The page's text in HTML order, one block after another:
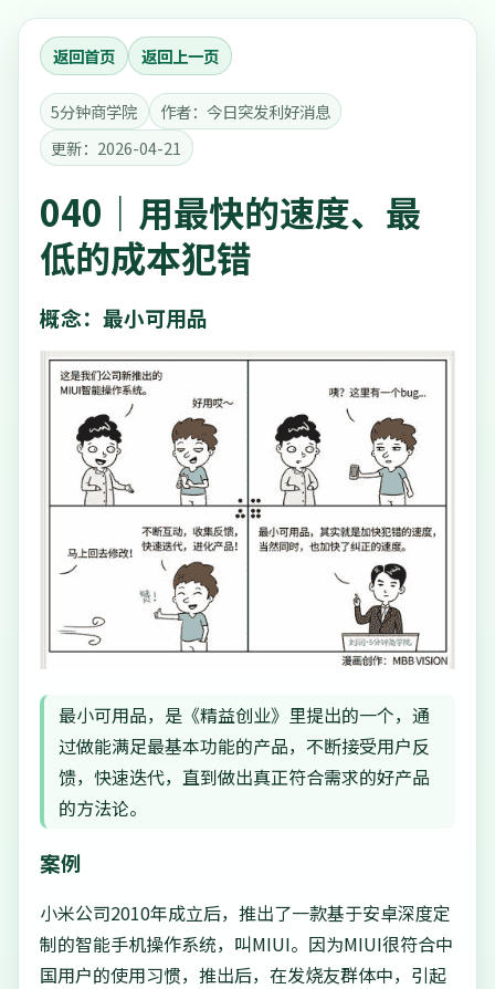
返回首页 返回上一页
5分钟商学院
作者：今日突发利好消息
更新：2026-04-21
040｜用最快的速度、最
低的成本犯错
概念：最小可用品
最小可用品，是《精益创业》里提出的一个，通
过做能满足最基本功能的产品，不断接受用户反
馈，快速迭代，直到做出真正符合需求的好产品
的方法论。
案例
小米公司2010年成立后，推出了一款基于安卓深度定
制的智能手机操作系统，叫MIUI。因为MIUI很符合中
国用户的使用习惯，推出后，在发烧友群体中，引起